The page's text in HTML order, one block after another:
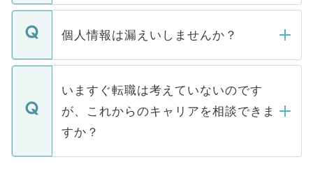
ません。
■応募殺到を避けるため 人気のある医療機
関を公にしてしまうと、応募が殺到する場
に、医療機関が求める条件に合った人材の
みを人材紹介会社に依頼するケースが増え
ています。
転職・入職を強要することは一切ありませ
ん。また、仮に応募先から内定をいただい
定を承諾する必要はありません。内定先へ
の辞退の連絡はキャリアパートナーが行い
個人情報は漏えいしませんか？
個人情報が漏えいすることはありませんの
で、ご安心ください。当サイトからの登録
などで収集したご登録者様の個人情報は、
ご本人のキャリアアップおよび転職活動の
支援を目的に使用いたします。お預かりし
ているすべての個人データはご本人の許可
いますぐ転職は考えていないのです
が、これからのキャリアを相談できま
すか？